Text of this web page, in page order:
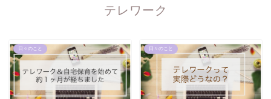
テレワーク
日々のこと 日々のこと